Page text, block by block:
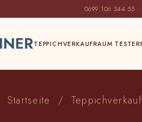
0699 106 344 55 ·
TEPPICHVERKAUFRAUM TESTER
Startseite / Teppichverkauf